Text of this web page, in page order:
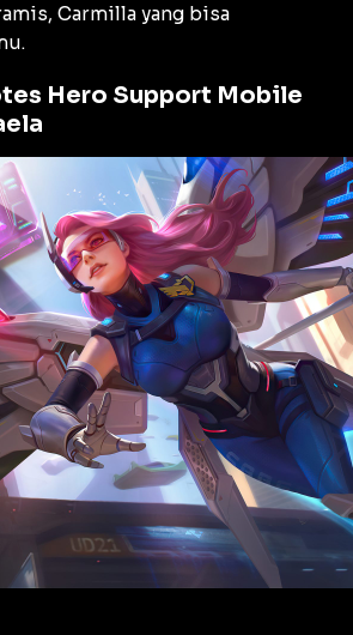
Carmilla yang bisa
Hero Support Mobile